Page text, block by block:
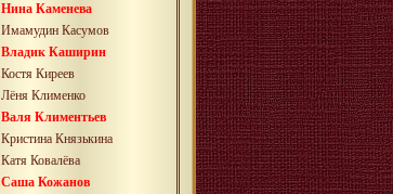
Нина Каменева
Имамудин Касумов
Владик Каширин
Костя Киреев
Лёня Клименко
Валя Климентьев
Кристина Князькина
Катя Ковалёва
Саша Кожанов